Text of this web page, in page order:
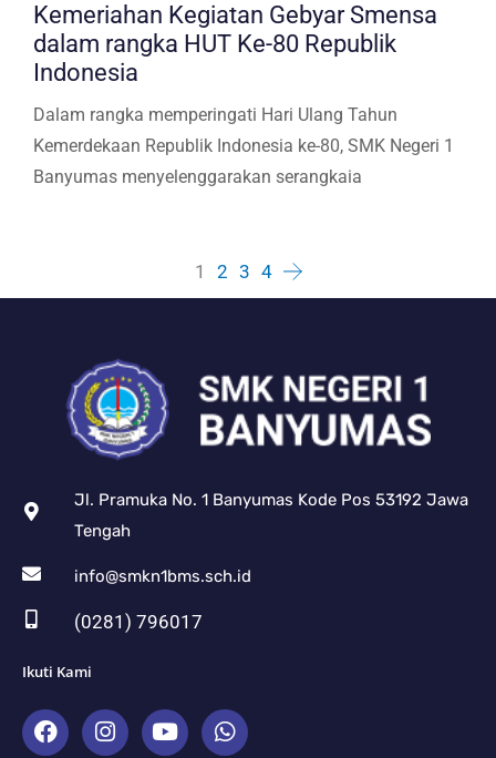
Kemeriahan Kegiatan Gebyar Smensa
dalam rangka HUT Ke-80 Republik
Indonesia
Dalam rangka memperingati Hari Ulang Tahun
Kemerdekaan Republik Indonesia ke-80, SMK Negeri 1
Banyumas menyelenggarakan serangkaia
navigation
1 2 3 4
Jl. Pramuka No. 1 Banyumas Kode Pos 53192 Jawa
Tengah
info@smkn1bms.sch.id
(0281) 796017
Ikuti Kami
F
a
I
n
Y
o
W
h